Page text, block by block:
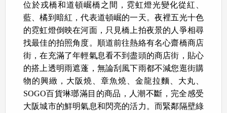
位於戎橋和道頓崛橋之間，霓虹燈光變化從紅、
藍、橘到暗紅，代表道頓崛的一天。夜裡五光十色
的霓虹燈倒映在河面，只見橋上拍夜景的人爭相尋
找最佳的拍照角度。順道前往熱絡有名心齋橋商店
街，在充滿了年輕氣息看不到盡頭的商店街，貼心
的搭上透明雨遮蓬，無論刮風下雨都不減您逛街購
物的興緻，大阪燒、章魚燒、金龍拉麵、大丸、
SOGO百貨琳瑯滿目的商品，人潮不斷，完全感受
大阪城市的鮮明氣息和閃亮的活力。而緊鄰隔壁綠